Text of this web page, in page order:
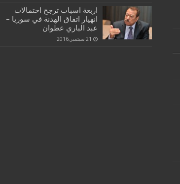
اربعة اسباب ترجح احتمالات
انهيار اتفاق الهدنة في سوريا –
عبد الباري عطوان
21 سبتمبر,2016